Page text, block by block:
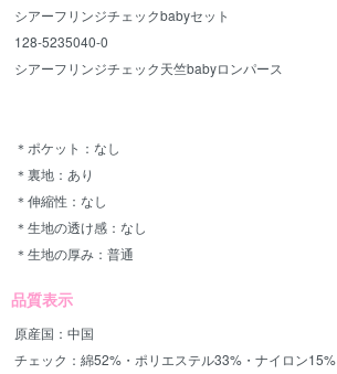
シアーフリンジチェックbabyセット
128-5235040-0
シアーフリンジチェック天竺babyロンパース
＊ポケット：なし
＊裏地：あり
＊伸縮性：なし
＊生地の透け感：なし
＊生地の厚み：普通
品質表示
原産国：中国
チェック：綿52%・ポリエステル33%・ナイロン15%